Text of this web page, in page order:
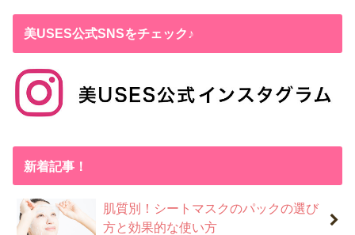
美USES公式SNSをチェック♪
新着記事！
肌質別！シートマスクのパックの選び
方と効果的な使い方